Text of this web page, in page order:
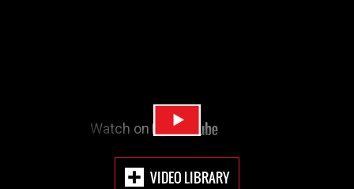
VIDEO LIBRARY